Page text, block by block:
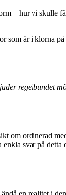
– hur vi skulle
som är i klorna
regelbundet
om ordinerad
svar på detta
en realitet i